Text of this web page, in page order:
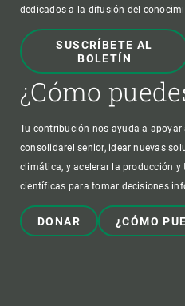
dedicados a la difusión del
SUSCRÍBETE AL
BOLETÍN
¿Cómo
Tu contribución nos ayuda a
consolidarel senior, idear nuevas
climática, y acelerar la producción y
científicas para tomar decisiones
DONAR ¿CÓMO